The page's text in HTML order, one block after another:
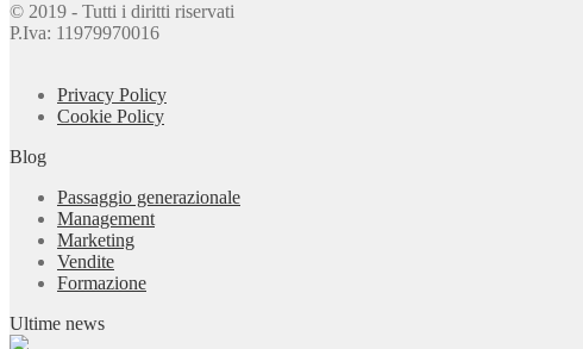
© 2019 - Tutti i diritti riservati
P.Iva: 11979970016
Privacy Policy
Cookie Policy
Blog
Passaggio generazionale
Management
Marketing
Vendite
Formazione
Ultime news